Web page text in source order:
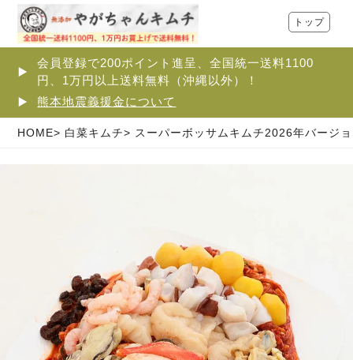
会員登録で200ポイント進呈、全国統一送料1100
円、1万円以上送料無料（沖縄以外）！
熊本地震義援金について
トップ
HOME 白菜キムチ スーパーボッサムキムチ2026年バージ